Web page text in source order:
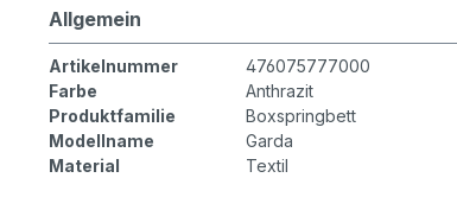
Allgemein
Artikelnummer
476075777000
Farbe
Anthrazit
Produktfamilie
Boxspringbett
Modellname
Garda
Material
Textil